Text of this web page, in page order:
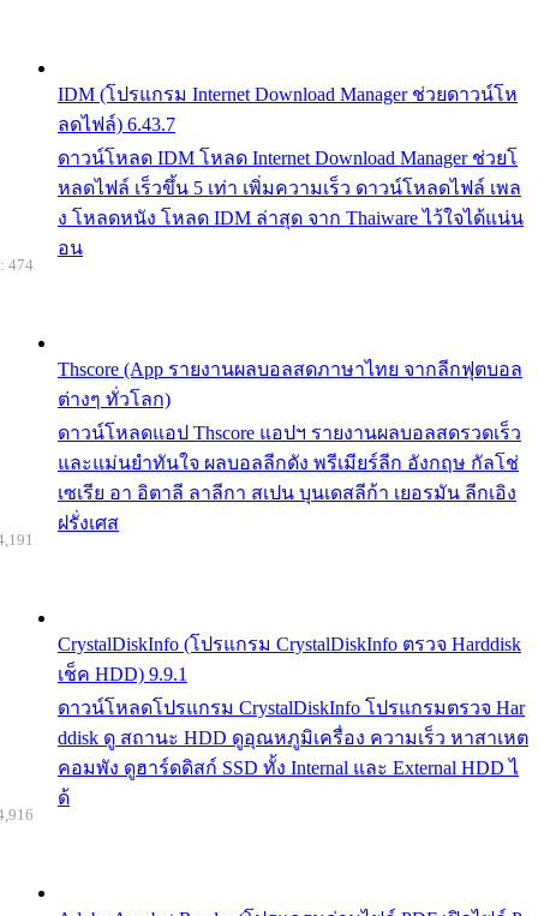
IDM (โปรแกรม Internet Download Manager ช่วยดาวน์โห
ลดไฟล์) 6.43.7
ดาวน์โหลด IDM โหลด Internet Download Manager ช่วยโ
หลดไฟล์ เร็วขึ้น 5 เท่า เพิ่มความเร็ว ดาวน์โหลดไฟล์ เพล
ง โหลดหนัง โหลด IDM ล่าสุด จาก Thaiware ไว้ใจได้แน่น
อน
Thscore (App รายงานผลบอลสดภาษาไทย จากลีกฟุตบอล
ต่างๆ ทั่วโลก)
ดาวน์โหลดแอป Thscore แอปฯ รายงานผลบอลสดรวดเร็ว
และแม่นยำทันใจ ผลบอลลีกดัง พรีเมียร์ลีก อังกฤษ กัลโช่
เซเรีย อา อิตาลี ลาลีกา สเปน บุนเดสลีก้า เยอรมัน ลีกเอิง
ฝรั่งเศส
474
CrystalDiskInfo (โปรแกรม CrystalDiskInfo ตรวจ Harddisk
เช็ค HDD) 9.9.1
ดาวน์โหลดโปรแกรม CrystalDiskInfo โปรแกรมตรวจ Har
ddisk ดู สถานะ HDD ดูอุณหภูมิเครื่อง ความเร็ว หาสาเหต
คอมพัง ดูฮาร์ดดิสก์ SSD ทั้ง Internal และ External HDD ไ
ด้